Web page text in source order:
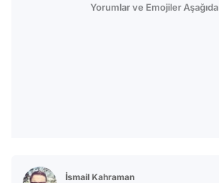
Yorumlar ve Emojiler Aşağıda
İsmail Kahraman